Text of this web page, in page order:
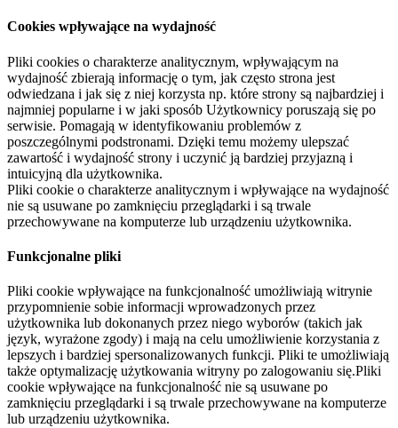
Cookies wpływające na wydajność
Pliki cookies o charakterze analitycznym, wpływającym na
wydajność zbierają informację o tym, jak często strona jest
odwiedzana i jak się z niej korzysta np. które strony są najbardziej i
najmniej popularne i w jaki sposób Użytkownicy poruszają się po
serwisie. Pomagają w identyfikowaniu problemów z
poszczególnymi podstronami. Dzięki temu możemy ulepszać
zawartość i wydajność strony i uczynić ją bardziej przyjazną i
intuicyjną dla użytkownika.
Pliki cookie o charakterze analitycznym i wpływające na wydajność
nie są usuwane po zamknięciu przeglądarki i są trwale
przechowywane na komputerze lub urządzeniu użytkownika.
Funkcjonalne pliki
Pliki cookie wpływające na funkcjonalność umożliwiają witrynie
przypomnienie sobie informacji wprowadzonych przez
użytkownika lub dokonanych przez niego wyborów (takich jak
język, wyrażone zgody) i mają na celu umożliwienie korzystania z
lepszych i bardziej spersonalizowanych funkcji. Pliki te umożliwiają
także optymalizację użytkowania witryny po zalogowaniu się.Pliki
cookie wpływające na funkcjonalność nie są usuwane po
zamknięciu przeglądarki i są trwale przechowywane na komputerze
lub urządzeniu użytkownika.